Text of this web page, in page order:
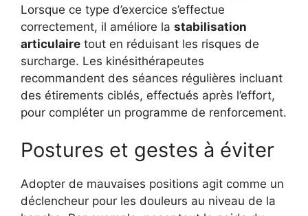
Lorsque ce type d’exercice s’effectue
correctement, il améliore la stabilisation
articulaire tout en réduisant les risques de
surcharge. Les kinésithérapeutes
recommandent des séances régulières incluant
des étirements ciblés, effectués après l’effort,
pour compléter un programme de renforcement.
Postures et gestes à éviter
Adopter de mauvaises positions agit comme un
déclencheur pour les douleurs au niveau de la